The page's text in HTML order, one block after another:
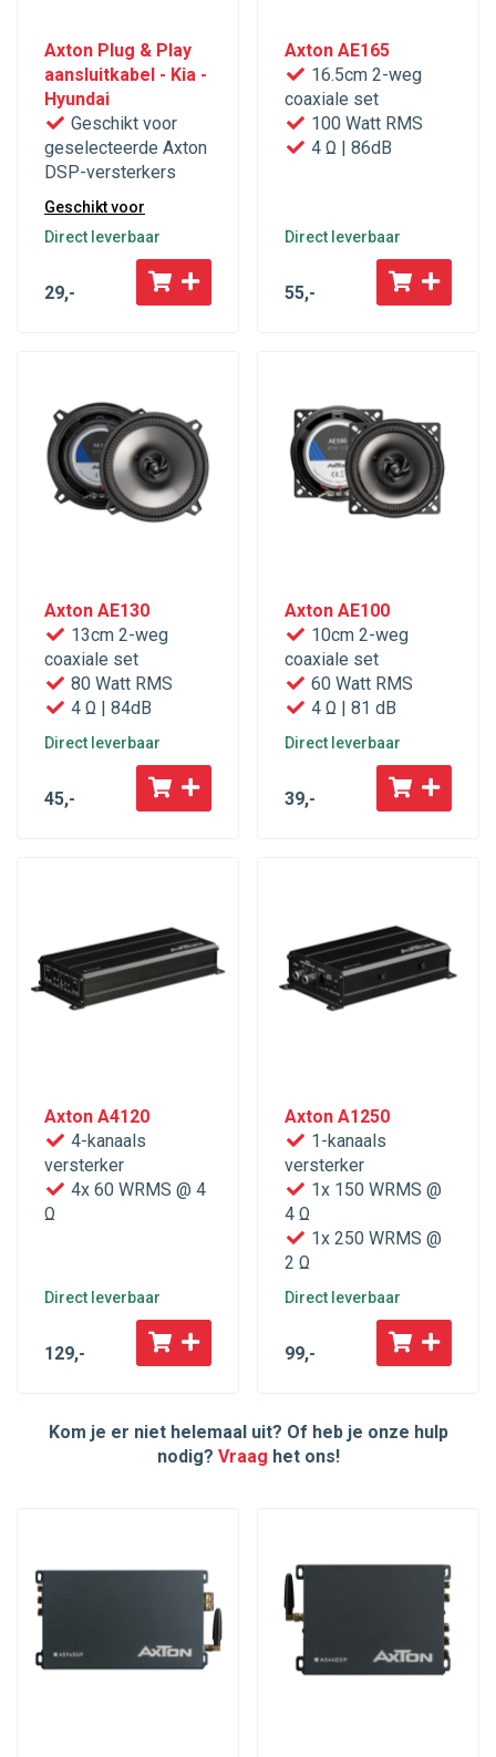
Axton Plug & Play
aansluitkabel - Kia -
Hyundai
Geschikt voor
geselecteerde Axton
DSP-versterkers
Geschikt voor
Direct leverbaar
29,-
Axton AE165
16.5cm 2-weg
coaxiale set
100 Watt RMS
4 Ω | 86dB
Direct leverbaar
55,-
Axton AE130
13cm 2-weg
coaxiale set
80 Watt RMS
4 Ω | 84dB
Direct leverbaar
45,-
Axton AE100
10cm 2-weg
coaxiale set
60 Watt RMS
4 Ω | 81 dB
Direct leverbaar
39,-
Axton A4120
4-kanaals
versterker
4x 60 WRMS @ 4
Ω
Direct leverbaar
129,-
Axton A1250
1-kanaals
versterker
1x 150 WRMS @
4 Ω
1x 250 WRMS @
2 Ω
Direct leverbaar
99,-
Kom je er niet helemaal uit? Of heb je onze hulp
nodig? Vraag het ons!